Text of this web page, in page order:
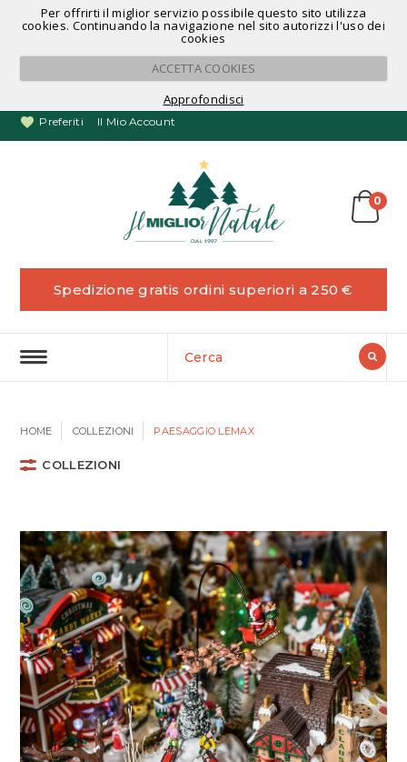
Per offrirti il miglior servizio possibile questo sito utilizza
cookies. Continuando la navigazione nel sito autorizzi l'uso dei
cookies
ACCETTA COOKIES
Approfondisci
Noleggio Alberi di Natale
Preferiti Il Mio Account
0
Spedizione gratis ordini superiori a 250 €
HOME COLLEZIONI PAESAGGIO LEMAX
COLLEZIONI